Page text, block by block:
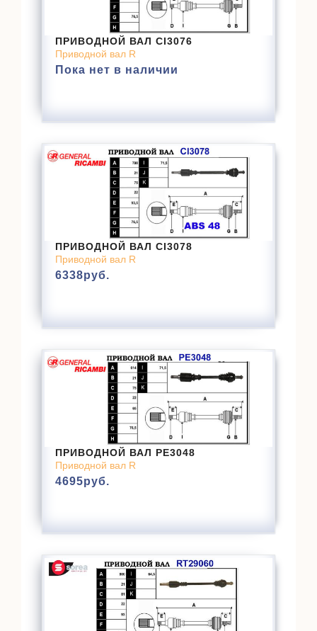
ПРИВОДНОЙ ВАЛ CI3076
Приводной вал R
Пока нет в наличии
ПРИВОДНОЙ ВАЛ CI3078
Приводной вал R
6338руб.
ПРИВОДНОЙ ВАЛ PE3048
Приводной вал R
4695руб.